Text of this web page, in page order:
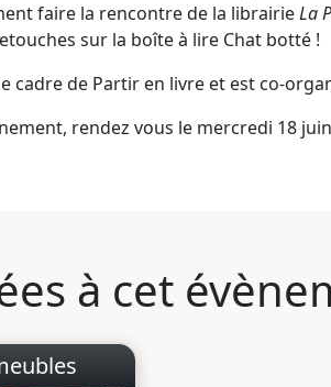
faire la rencontre de la librairieLa
sur la boîte à lire Chat botté !
cadre de Partir en livre et est co-
rendez vous le mercredi 18
à cet